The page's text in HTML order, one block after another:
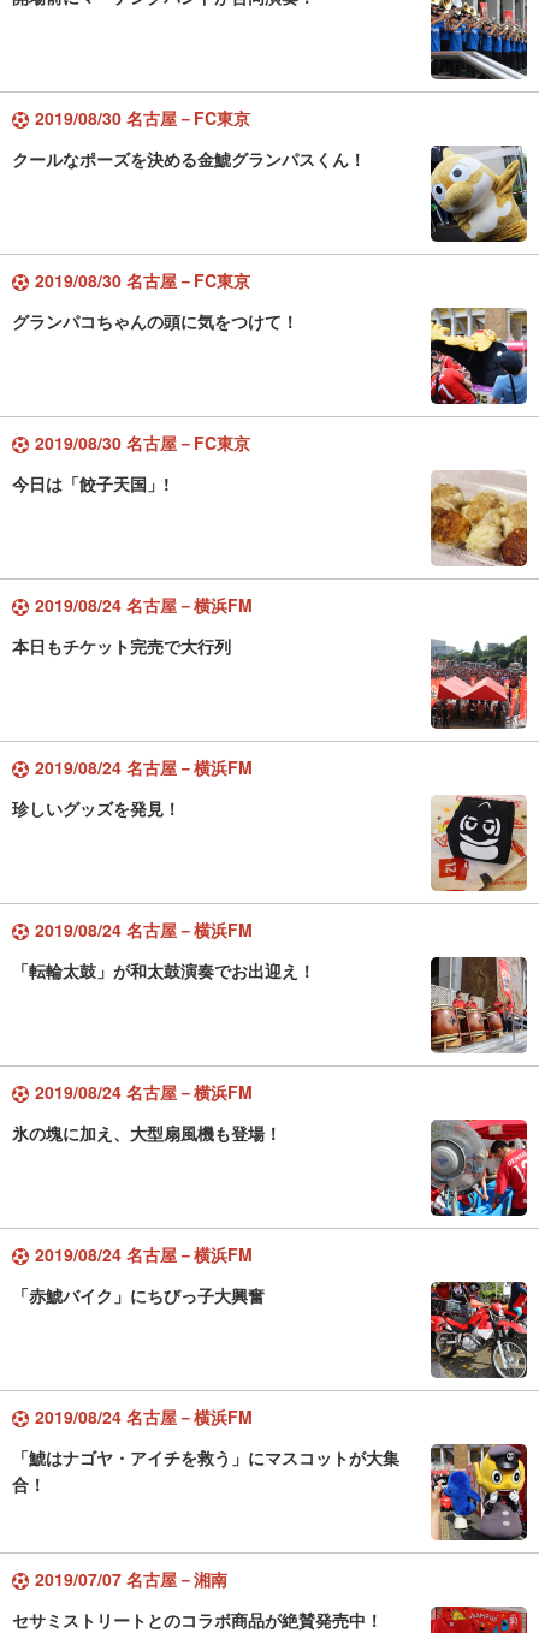
2019/08/30 名古屋－FC東京
クールなポーズを決める金鯱グランパスくん！
2019/08/30 名古屋－FC東京
グランパコちゃんの頭に気をつけて！
2019/08/30 名古屋－FC東京
今日は「餃子天国」!
2019/08/24 名古屋－横浜FM
本日もチケット完売で大行列
2019/08/24 名古屋－横浜FM
珍しいグッズを発見！
2019/08/24 名古屋－横浜FM
「転輪太鼓」が和太鼓演奏でお出迎え！
2019/08/24 名古屋－横浜FM
氷の塊に加え、大型扇風機も登場！
2019/08/24 名古屋－横浜FM
「赤鯱バイク」にちびっ子大興奮
2019/08/24 名古屋－横浜FM
「鯱はナゴヤ・アイチを救う」にマスコットが大集
合！
2019/07/07 名古屋－湘南
セサミストリートとのコラボ商品が絶賛発売中！